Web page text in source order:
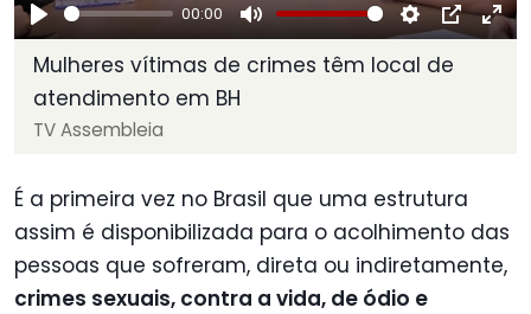
Play
00:00
Mute Settings
PIP
Mulheres vítimas de crimes têm local de
atendimento em BH
TV Assembleia
É a primeira vez no Brasil que uma estrutura
assim é disponibilizada para o acolhimento das
pessoas que sofreram, direta ou indiretamente,
crimes sexuais, contra a vida, de ódio e